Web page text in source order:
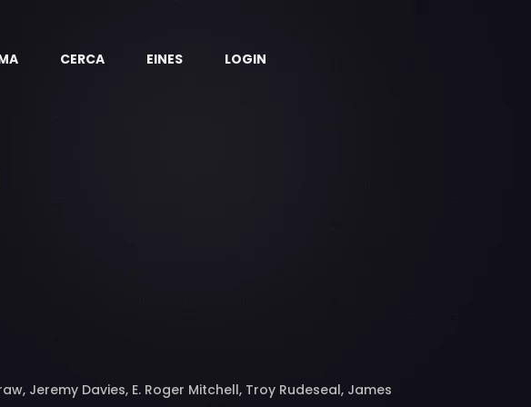
CERCA EINES LOGIN
Jeremy Davies, E. Roger Mitchell, Troy Rudeseal, James